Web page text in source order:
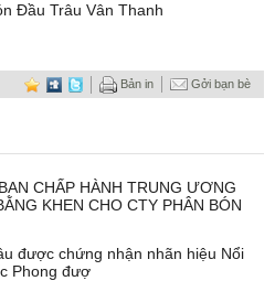
Đầu Trâu Vân Thanh
Gởi bạn bè
Bản in
CHẤP HÀNH TRUNG ƯƠNG
KHEN CHO CTY PHÂN BÓN
được chứng nhận nhãn hiệu Nổi
Phong đượ